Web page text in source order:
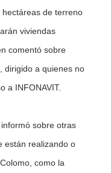
de terreno
viviendas
comentó sobre
dirigido a quienes no
a INFONAVIT.
sobre otras
están realizando o
como la